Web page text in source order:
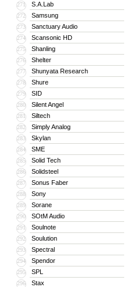
271 S.A.Lab
272 Samsung
273 Sanctuary Audio
274 Scansonic HD
275 Shanling
276 Shelter
277 Shunyata Research
278 Shure
279 SID
280 Silent Angel
281 Siltech
282 Simply Analog
283 Skylan
284 SME
285 Solid Tech
286 Solidsteel
287 Sonus Faber
288 Sony
289 Sorane
290 SOtM Audio
291 Soulnote
292 Soulution
293 Spectral
294 Spendor
295 SPL
296 Stax